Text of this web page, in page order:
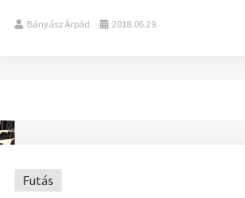
Bányász Árpád 2018.06.29.
Futás